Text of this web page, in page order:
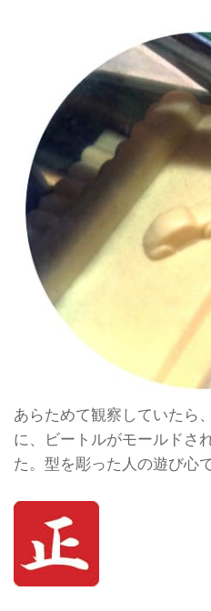
あらためて観察していたら
に、ビートルがモールドさ
た。型を彫った人の遊び心